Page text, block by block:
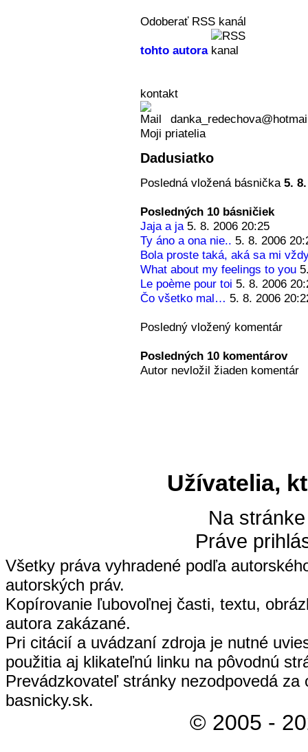
Odoberať RSS kanál
tohto autora
kontakt
Moji priatelia
Dadusiatko
Posledná vložená básnička 5.
Posledných 10 básničiek
Jaja a ja 5. 8. 2006 20:25
Ty áno a ona nie.. 5. 8. 2006
Bola proste taká, aká sa mi
What about my feelings to you
Le poème pour toi 5. 8. 2006
Čo všetko mal… 5. 8. 2006
Posledný vložený komentár
Posledných 10 komentárov
Autor nevložil žiaden komentár
Užívatelia,
Na
Práve
Všetky práva vyhradené podľa
autorských práv.
Kopírovanie ľubovoľnej časti, textu,
autora zakázané.
Pri citácií a uvádzaní zdroja je nutné
použitia aj klikateľnú linku na pôvodnú
Prevádzkovateľ stránky nezodpovedá
basnicky.sk.
© 2005 -